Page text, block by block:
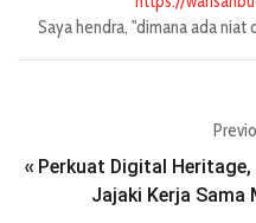
Saya hendra, "dimana ada niat
« Perkuat Digital
Jajaki Kerja Sama